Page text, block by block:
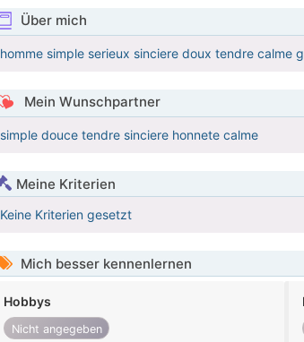
Über mich
homme simple serieux sinciere doux tendre calme
Mein Wunschpartner
simple douce tendre sinciere honnete calme
Meine Kriterien
Keine Kriterien gesetzt
Mich besser kennenlernen
Hobbys
Nicht angegeben